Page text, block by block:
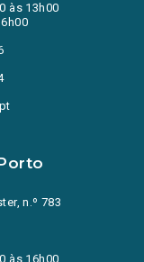
às 13h00
n.º 783
às 16h00